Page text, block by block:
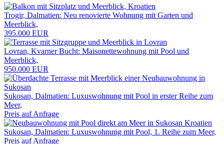
Trogir, Dalmatien: Neu renovierte Wohnung mit Garten und
Meerblick,
395.000 EUR
Lovran, Kvarner Bucht: Maisonettewohnung mit Pool und
Meerblick,
950.000 EUR
Sukosan, Dalmatien: Luxuswohnung mit Pool in erster Reihe zum
Meer,
Preis auf Anfrage
Sukosan, Dalmatien: Luxuswohnung mit Pool, 1. Reihe zum Meer,
Preis auf Anfrage